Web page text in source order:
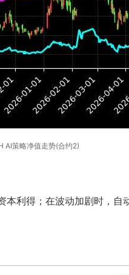
AI策略净值走势(合约2)
利得；在波动加剧时，